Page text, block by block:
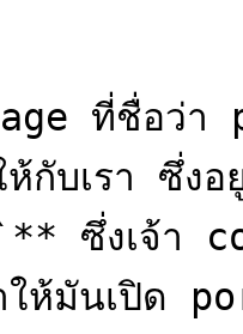
ที่ชื่อว่า
บเรา ซึ่งอยู่
ซึ่งเจ้า
ห้มันเปิด